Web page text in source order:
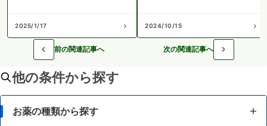
2025/1/17 2024/10/15
前の関連記事へ 次の関連記事へ
他の条件から探す
お薬の種類から探す